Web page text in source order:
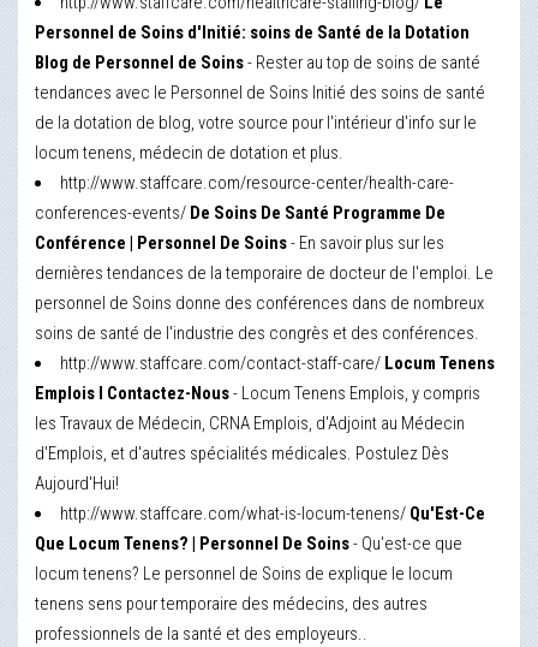
Personnel de Soins d'Initié: soins de Santé de la Dotation
Blog de Personnel de Soins- Rester au top de soins de santé
tendances avec le Personnel de Soins Initié des soins de santé
de la dotation de blog, votre source pour l'intérieur d'info sur le
locum tenens, médecin de dotation et plus.
http://www.staffcare.com/resource-center/health-care-
conferences-events/ De Soins De Santé Programme De
Conférence | Personnel De Soins- En savoir plus sur les
dernières tendances de la temporaire de docteur de l'emploi. Le
personnel de Soins donne des conférences dans de nombreux
soins de santé de l'industrie des congrès et des conférences.
http://www.staffcare.com/contact-staff-care/ Locum Tenens
Emplois l Contactez-Nous- Locum Tenens Emplois, y compris
les Travaux de Médecin, CRNA Emplois, d'Adjoint au Médecin
d'Emplois, et d'autres spécialités médicales. Postulez Dès
Aujourd'Hui!
http://www.staffcare.com/what-is-locum-tenens/ Qu'Est-Ce
Que Locum Tenens? | Personnel De Soins- Qu'est-ce que
locum tenens? Le personnel de Soins de explique le locum
tenens sens pour temporaire des médecins, des autres
professionnels de la santé et des employeurs..